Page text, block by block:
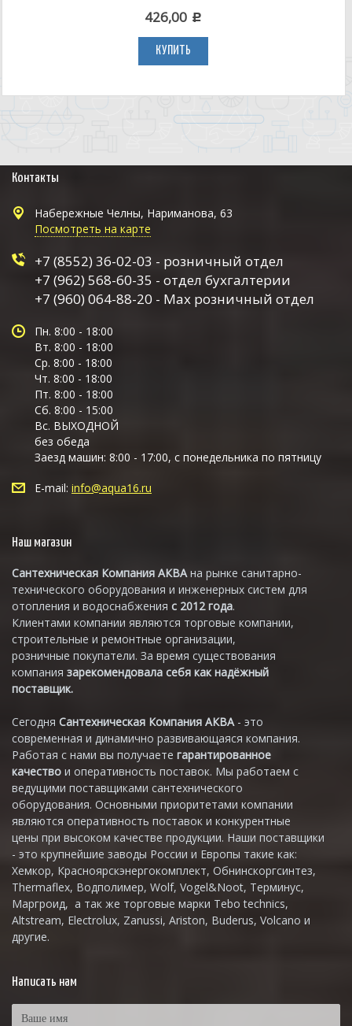
426,00 c
КУПИТЬ
Контакты
Набережные Челны, Нариманова, 63
Посмотреть на карте
+7 (8552) 36-02-03 - розничный отдел
+7 (962) 568-60-35 - отдел бухгалтерии
+7 (960) 064-88-20 - Max розничный отдел
Пн. 8:00 - 18:00
Вт. 8:00 - 18:00
Ср. 8:00 - 18:00
Чт. 8:00 - 18:00
Пт. 8:00 - 18:00
Сб. 8:00 - 15:00
Вс. ВЫХОДНОЙ
без обеда
Заезд машин: 8:00 - 17:00, с понедельника по пятницу
E-mail: info@aqua16.ru
Наш магазин
Сантехническая Компания АКВАна рынке санитарно-
технического оборудования и инженерных систем для
отопления и водоснабжения с 2012 года.
Клиентами компании являются торговые компании,
строительные и ремонтные организации,
розничные покупатели. За время существования
компания зарекомендовала себя как надёжный
поставщик.
Сегодня Сантехническая Компания АКВА - это
современная и динамично развивающаяся компания.
Работая с нами вы получаете гарантированное
качество и оперативность поставок. Мы работаем с
ведущими поставщиками сантехнического
оборудования. Основными приоритетами компании
являются оперативность поставок и конкурентные
цены при высоком качестве продукции. Наши поставщики
- это крупнейшие заводы России и Европы такие как:
Хемкор, Красноярскэнергокомплект, Обнинскоргсинтез,
Thermaflex, Водполимер, Wolf, Vogel&Noot, Терминус,
Маргроид, а так же торговые марки Tebo technics,
Altstream, Electrolux, Zanussi, Ariston, Buderus, Volcano и
другие.
Написать нам